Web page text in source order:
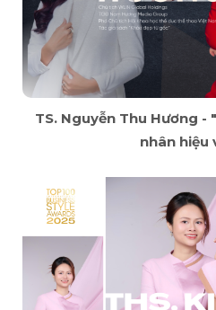
TS. Nguyễn Thu Hương
nhân hiệu